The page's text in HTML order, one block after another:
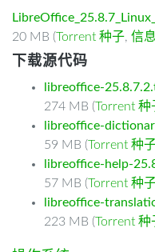
20 MB (Torrent 种子, 信息
下载源代码
libreoffice-
274 MB (Torrent 种
libreoffice-
59 MB (Torrent 种
libreoffice-help-
57 MB (Torrent 种
libreoffice-
223 MB (Torrent 种